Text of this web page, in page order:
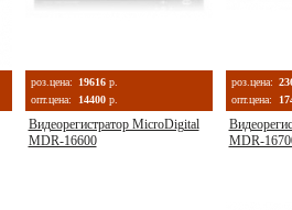
роз.цена: 19616 р.
опт.цена:
14400 р.
Видеорегистратор MicroDigital
MDR-16600
роз.цена:
опт.цена:
MDR-